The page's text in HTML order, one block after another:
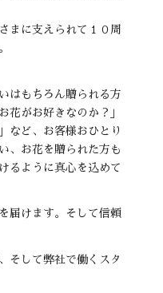
まに支えられて１０周
はもちろん贈られる方
花がお好きなのか？」
など、お客様おひとり
、お花を贈られた方も
るように真心を込めて
届けます。そして信頼
そして弊社で働くスタ